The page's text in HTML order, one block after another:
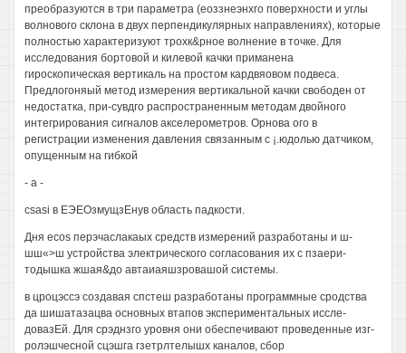
преобразуются в три параметра (еоззнеэнхго поверхности и углы
волнового склона в двух перпендикулярных направлениях), которые
полностью характеризуют трохк&рное волнение в точке. Для
исследования бортовой и килевой качки приманена
гироскопическая вертикаль на простом кардвяовом подвеса.
Предлогоняый метод измерения вертикальной качки свободен от
недостатка, при-сувдго распространенным методам двойного
интегрирования сигналов акселерометров. Орнова ого в
регистрации изменения давления связанным с ¡.юдолью датчиком,
опущенным на гибкой
- а -
csasi в ЕЭЕОзмущзЕнув область падкости.
Дня ecos перэчаслакаых средств измерений разработаны и ш-
шш«>ш устройства электрического согласования их с пзаери-
тодышка жшая&до автаиаяшзровашой системы.
в цроцэссэ создавая спстеш разработаны программные сродства
да шишатазацва основных втапов экспериментальных иссле-
довазЕй. Для срэднзго уровня они обеспечивают проведенные изг-
ролэшчесной сцэшга гзетрлтелышх каналов, сбор